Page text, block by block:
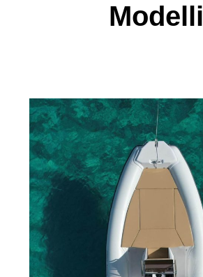
Modelli